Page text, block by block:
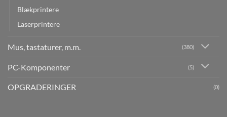
Blækprintere
Laserprintere
Mus, tastaturer, m.m. (380)
PC-Komponenter (5)
OPGRADERINGER (0)